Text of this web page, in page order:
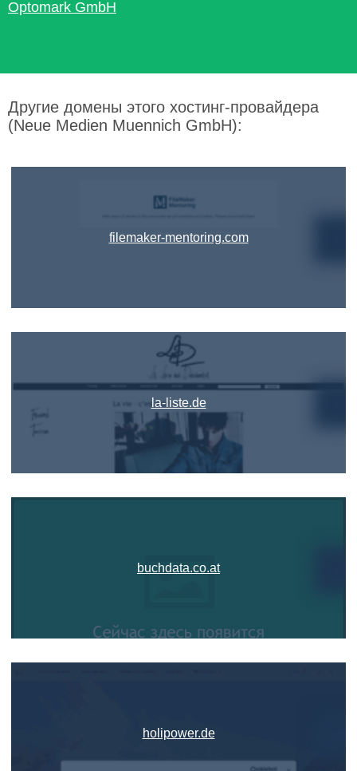
Optomark GmbH
Другие домены этого хостинг-провайдера
(Neue Medien Muennich GmbH):
filemaker-mentoring.com
la-liste.de
buchdata.co.at
holipower.de